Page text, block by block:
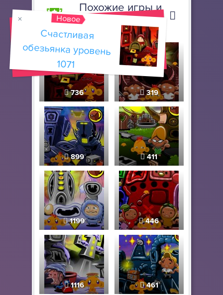
Похожие игры и
прохождения
736 319
899 411
1199 446
1116 461
Новое
Счастливая
обезьянка уровень
1071